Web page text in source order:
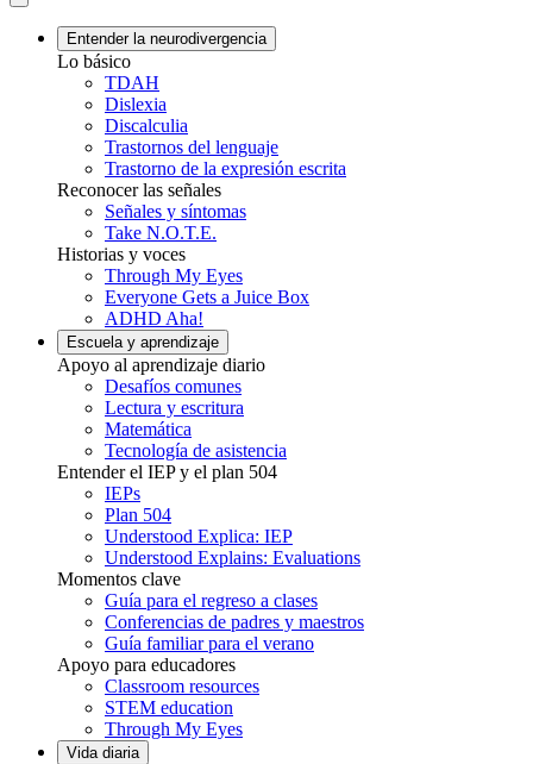
Entender la neurodivergencia
Lo básico
TDAH
Dislexia
Discalculia
Trastornos del lenguaje
Trastorno de la expresión escrita
Reconocer las señales
Señales y síntomas
Take N.O.T.E.
Historias y voces
Through My Eyes
Everyone Gets a Juice Box
ADHD Aha!
Escuela y aprendizaje
Apoyo al aprendizaje diario
Desafíos comunes
Lectura y escritura
Matemática
Tecnología de asistencia
Entender el IEP y el plan 504
IEPs
Plan 504
Understood Explica: IEP
Understood Explains: Evaluations
Momentos clave
Guía para el regreso a clases
Conferencias de padres y maestros
Guía familiar para el verano
Apoyo para educadores
Classroom resources
STEM education
Through My Eyes
Vida diaria